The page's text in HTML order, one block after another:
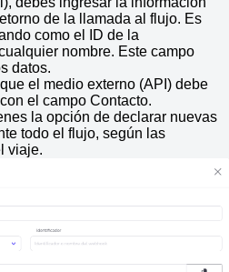
de la llamada al flujo. Es
como el ID de la
nombre. Este campo
datos.
el medio externo (API) debe
el campo Contacto.
la opción de declarar nuevas
todo el flujo, según las
viaje.